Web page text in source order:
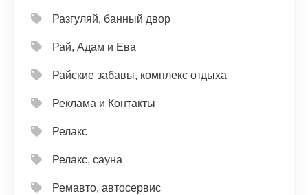
Разгуляй, банный двор
Рай, Адам и Ева
Райские забавы, комплекс отдыха
Реклама и Контакты
Релакс
Релакс, сауна
Ремавто, автосервис